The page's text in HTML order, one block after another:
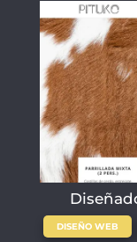
DISEÑO WEB
,